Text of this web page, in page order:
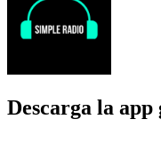
Descarga la